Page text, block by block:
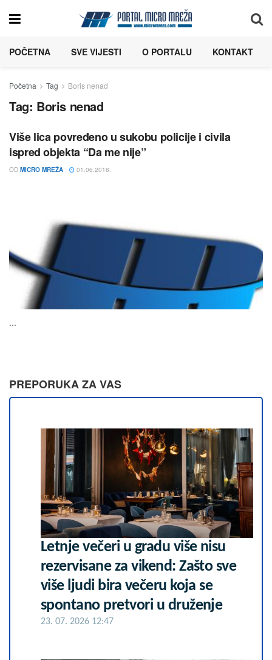
POČETNA SVE VIJESTI O PORTALU KONTAKT
Početna Tag Boris nenad
Tag: Boris nenad
Više lica povređeno u sukobu policije i civila
ispred objekta “Da me nije”
OD MICRO MREŽA 01.06.2018.
...
PREPORUKA ZA VAS
Letnje večeri u gradu više nisu
rezervisane za vikend: Zašto sve
više ljudi bira večeru koja se
spontano pretvori u druženje
23. 07. 2026 12:47